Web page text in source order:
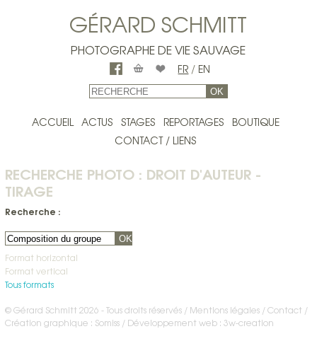
GÉRARD SCHMITT
PHOTOGRAPHE DE VIE SAUVAGE
FR / EN
OK
ACCUEIL ACTUS STAGES REPORTAGES
BOUTIQUE
CONTACT / LIENS
RECHERCHE PHOTO : DROIT D'AUTEUR -
TIRAGE
Recherche :
OK
Format horizontal
Format vertical
Tous formats
© Gérard Schmitt 2026 - Tous droits réservés / Mentions légales Contact /
Création graphique : Somiss
Développement web : 3w-creation